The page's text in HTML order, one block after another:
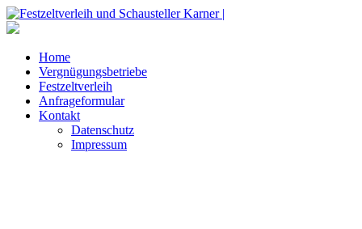
Home
Vergnügungsbetriebe
Festzeltverleih
Anfrageformular
Kontakt
Datenschutz
Impressum